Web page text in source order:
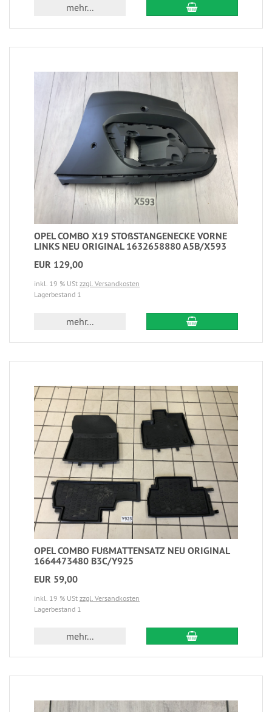
mehr...
OPEL COMBO X19 STOßSTANGENECKE VORNE
LINKS NEU ORIGINAL 1632658880 A5B/X593
EUR 129,00
inkl. 19 % USt zzgl. Versandkosten
Lagerbestand 1
mehr...
OPEL COMBO FUßMATTENSATZ NEU ORIGINAL
1664473480 B3C/Y925
EUR 59,00
inkl. 19 % USt zzgl. Versandkosten
Lagerbestand 1
mehr...